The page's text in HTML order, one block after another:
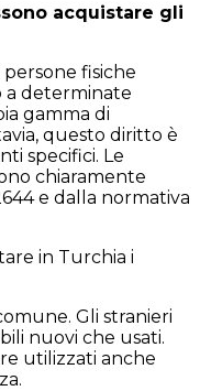
acquistare gli
fisiche
a determinate
gamma di
questo diritto è
specifici. Le
chiaramente
e dalla normativa
in Turchia i
Gli stranieri
nuovi che usati.
utilizzati anche